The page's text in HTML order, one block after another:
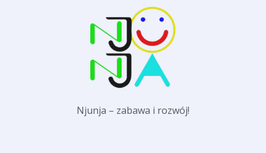
Njunja – zabawa i rozwój!